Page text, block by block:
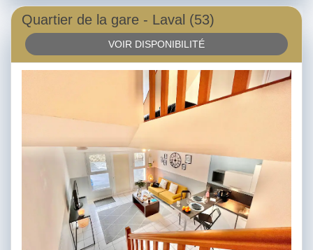
Quartier de la gare - Laval (53)
VOIR DISPONIBILITÉ